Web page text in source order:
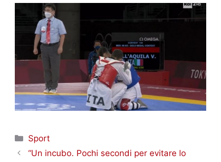
Categorie
Sport
“Un incubo. Pochi secondi per evitare lo